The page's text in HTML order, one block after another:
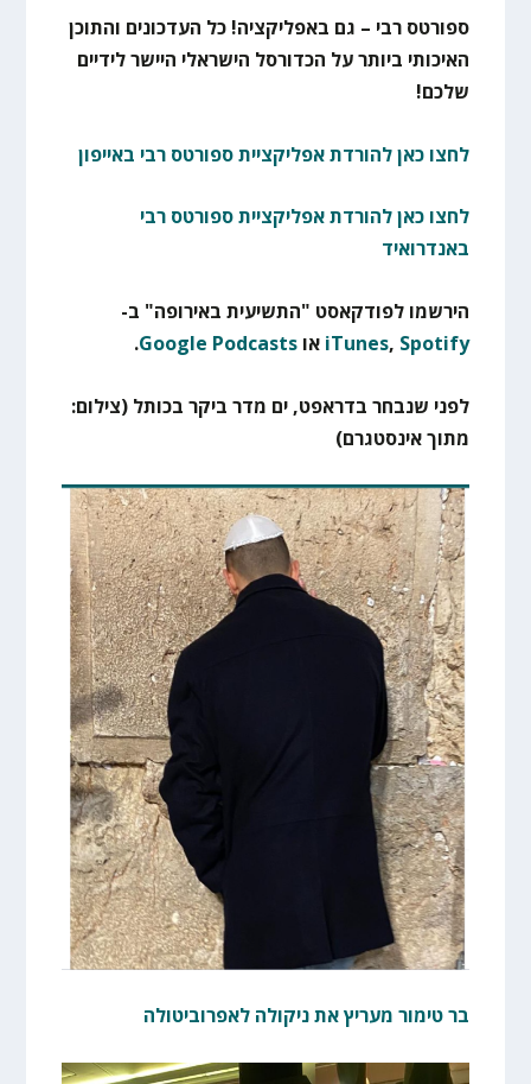
ספורטס רבי – גם באפליקציה! כל העדכונים והתוכן
האיכותי ביותר על הכדורסל הישראלי היישר לידיים
שלכם!
לחצו כאן להורדת אפליקציית ספורטס רבי באייפון
לחצו כאן להורדת אפליקציית ספורטס רבי
באנדרואיד
הירשמו לפודקאסט "התשיעית באירופה" ב-
iTunes, Spotify אוGoogle Podcasts
.
לפני שנבחר בדראפט, ים מדר ביקר בכותל (צילום:
מתוך אינסטגרם)
בר טימור מעריץ את ניקולה לאפרוביטולה